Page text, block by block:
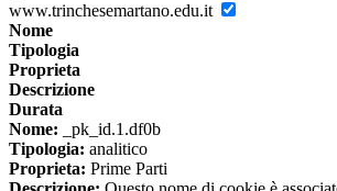
www.trinchesemartano.edu.it
Nome
Tipologia
Proprieta
Descrizione
Durata
Nome: _pk_id.1.df0b
Tipologia: analitico
Proprieta: Prime Parti